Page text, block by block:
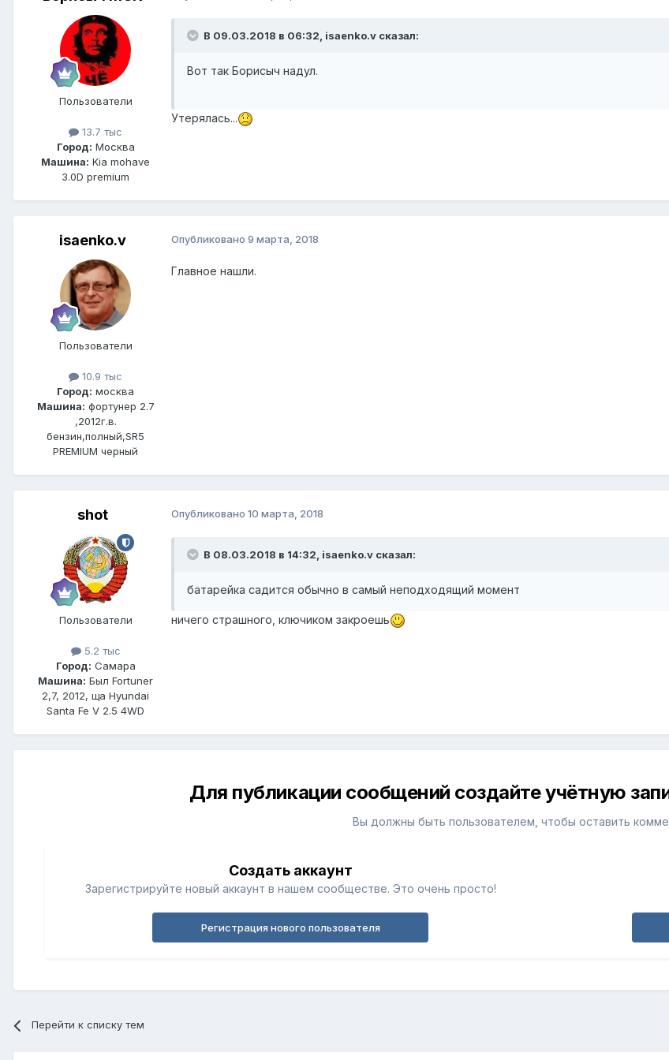
Пользователи
13.7 тыс
Город: Москва
Машина: Kia mohave
3.0D premium
В 09.03.2018 в 06:32, isaenko.v сказал:
Вот так Борисыч надул.
Утерялась...
isaenko.v
Пользователи
10.9 тыс
Город: москва
Машина: фортунер 2.7
,2012г.в.
бензин,полный,SR5
PREMIUM черный
Опубликовано 9 марта, 2018
Главное нашли.
shot
Пользователи
5.2 тыс
Город: Самара
Машина: Был Fortuner
2,7, 2012, ща Hyundai
Santa Fe V 2.5 4WD
Опубликовано 10 марта, 2018
В 08.03.2018 в 14:32, isaenko.v сказал:
батарейка садится обычно в самый неподходящий момент
ничего страшного, ключиком закроешь
Для публикации сообщений создайте учётную
Вы должны быть пользователем, чтобы оставить
Создать аккаунт
Зарегистрируйте новый аккаунт в нашем сообществе. Это очень просто!
Регистрация нового пользователя
Перейти к списку тем